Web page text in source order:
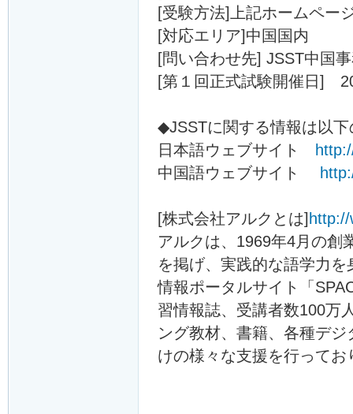
[受験方法]上記ホームペー
[対応エリア]中国国内
[問い合わせ先] JSST中国
[第１回正式試験開催日]
◆JSSTに関する情報は以
日本語ウェブサイト
中国語ウェブサイト
[株式会社アルクとは]
アルクは、1969年4月の創
を掲げ、実践的な語学力
情報ポータルサイト「
習情報誌、受講者数100万
ング教材、書籍、各種デ
けの様々な支援を行ってお